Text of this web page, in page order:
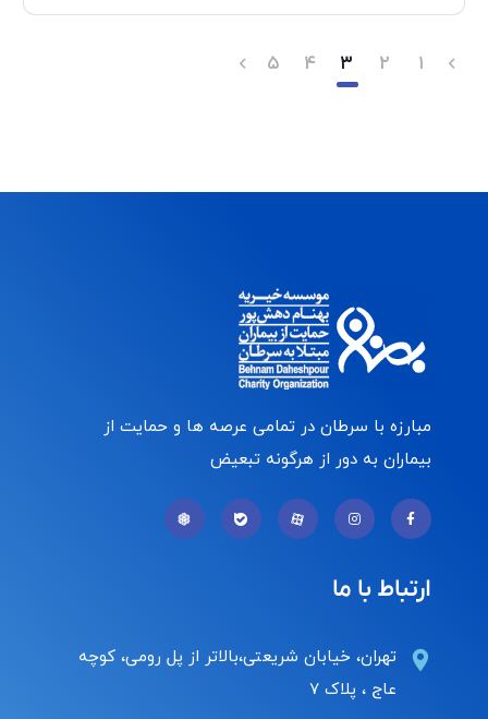
۱ ۲ ۳ ۴ ۵
مبارزه با سرطان در تمامی عرصه ها و حمایت از
بیماران به دور از هرگونه تبعیض
ارتباط با ما
تهران، خیابان شریعتی،بالاتر از پل رومی، کوچه
عاج ، پلاک ۷